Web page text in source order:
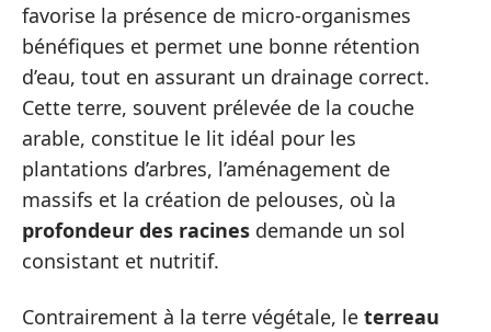
favorise la présence de micro-organismes
bénéfiques et permet une bonne rétention
d’eau, tout en assurant un drainage correct.
Cette terre, souvent prélevée de la couche
arable, constitue le lit idéal pour les
plantations d’arbres, l’aménagement de
massifs et la création de pelouses, où la
profondeur des racines demande un sol
consistant et nutritif.
Contrairement à la terre végétale, le terreau